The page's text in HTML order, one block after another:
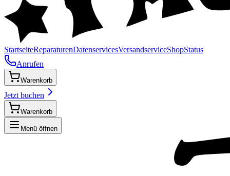
StartseiteReparaturenDatenservicesVersandserviceShopStatus
Anrufen
Warenkorb
Jetzt buchen
Warenkorb
Menü öffnen